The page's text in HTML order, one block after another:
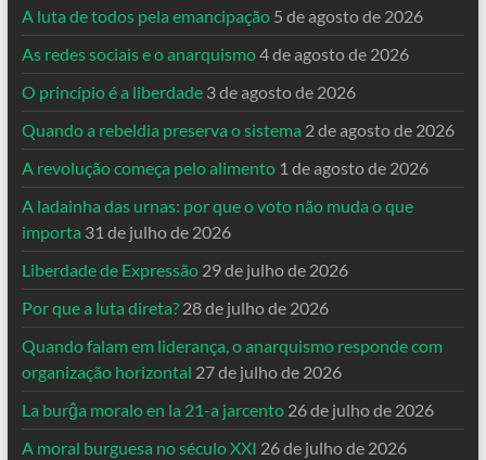
A luta de todos pela emancipação 5 de agosto de 2026
As redes sociais e o anarquismo4 de agosto de 2026
O princípio é a liberdade 3 de agosto de 2026
Quando a rebeldia preserva o sistema 2 de agosto de 2026
A revolução começa pelo alimento 1 de agosto de 2026
A ladainha das urnas: por que o voto não muda o que
importa 31 de julho de 2026
Liberdade de Expressão 29 de julho de 2026
Por que a luta direta? 28 de julho de 2026
Quando falam em liderança, o anarquismo responde com
organização horizontal 27 de julho de 2026
La burĝa moralo en la 21-a jarcento 26 de julho de 2026
A moral burguesa no século XXI 26 de julho de 2026